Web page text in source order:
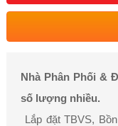
Nhà Phân Phối &
số lượng nhiều.
Lắp đặt TBVS,